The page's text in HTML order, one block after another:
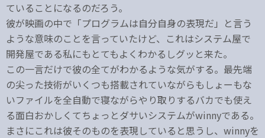
ていることになるのだろう。
彼が映画の中で「プログラムは自分自身の表現だ」と言う
ような意味のことを言っていたけど、これはシステム屋で
開発屋である私にもとてもよくわかるしグッと来た。
この一言だけで彼の全てがわかるような気がする。最先端
の尖った技術がいくつも搭載されていながらもしょーもな
いファイルを全自動で寝ながらやり取りするバカでも使え
る面白おかしくてちょっとダサいシステムがwinnyである。
まさにこれは彼そのものを表現していると思うし、winnyを